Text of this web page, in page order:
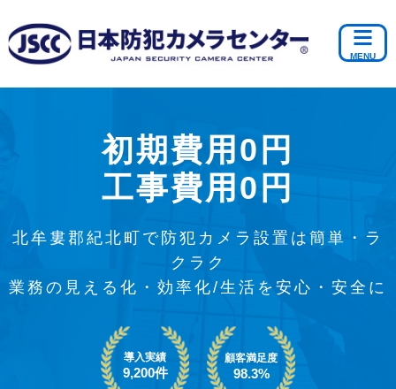
初期費用0円
工事費用0円
北牟婁郡紀北町で防犯カメラ設置は簡単・ラ
クラク
業務の見える化・効率化/生活を安心・安全に
導入実績
9,200件
顧客満足度
98.3%